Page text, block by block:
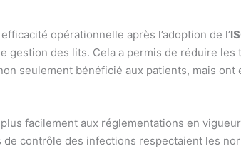
opérationnelle après l’adoption de l’
des lits. Cela a permis de réduire les
seulement bénéficié aux patients, mais ont
facilement aux réglementations en
de contrôle des infections respectaient les